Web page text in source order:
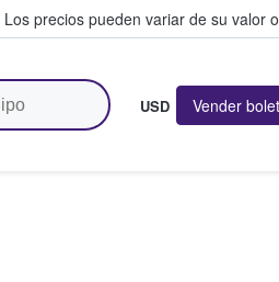
Los precios pueden variar de su valor
USD Vender